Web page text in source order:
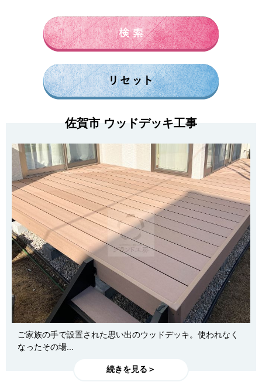
佐賀市 ウッドデッキ工事
ご家族の手で設置された思い出のウッドデッキ。使われなく
なったその場...
続きを見る＞